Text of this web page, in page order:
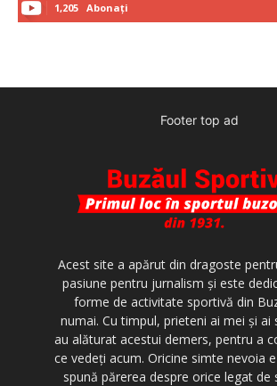
1,205 Abonați
Footer top ad
Acest site a apărut din dragoste
pasiune pentru jurnalism şi este
forme de activitate sportivă din
numai. Cu timpul, prieteni ai mei şi ai
au alăturat acestui demers, pentru a
ce vedeţi acum. Oricine simte nevoia
spună părerea despre orice legat de